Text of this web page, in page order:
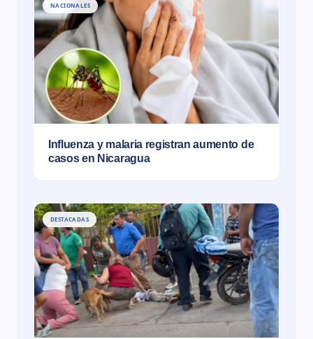
NACIONALES
Influenza y malaria registran aumento de
casos en Nicaragua
DESTACADAS